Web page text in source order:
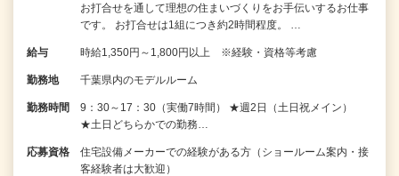
お打合せを通して理想の住まいづくりをお手伝いするお仕事
です。 お打合せは1組につき約2時間程度。 …
給与 時給1,350円～1,800円以上 ※経験・資格等考慮
勤務地 千葉県内のモデルルーム
勤務時間
9：30～17：30（実働7時間） ★週2日（土日祝メイン）
★土日どちらかでの勤務…
応募資格
住宅設備メーカーでの経験がある方（ショールーム案内・接
客経験者は大歓迎）